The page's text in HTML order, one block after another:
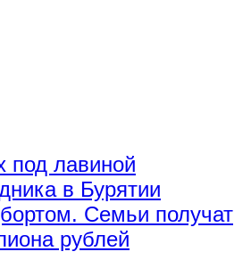
под лавиной
в Бурятии
Семьи получат
рублей